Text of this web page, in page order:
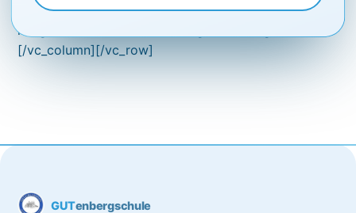
width=”1/3″][vc_gallery interval=”0″
images=”4095,4094,4096″ img_size=”large”]
[/vc_column][/vc_row]
GUTenbergschule